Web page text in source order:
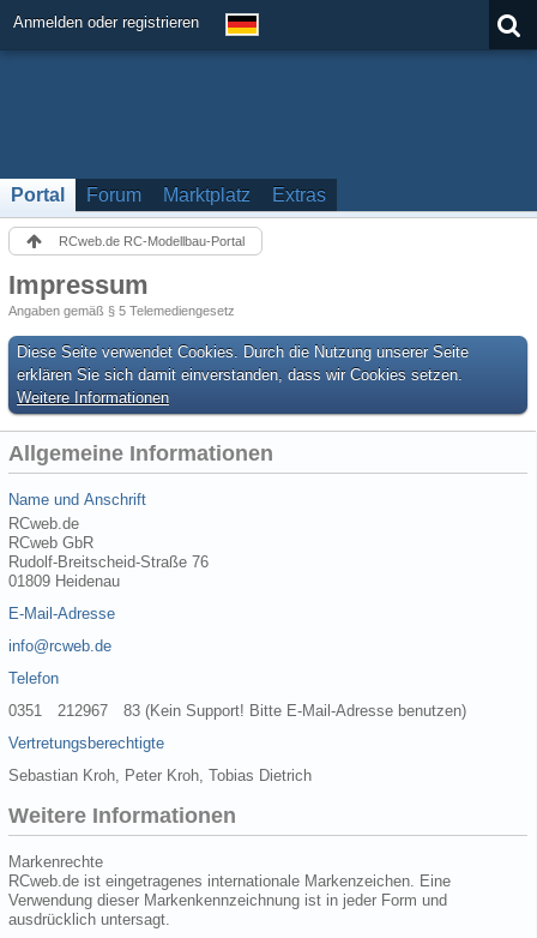
Anmelden oder registrieren
Portal Forum Marktplatz Extras
RCweb.de RC-Modellbau-Portal
Impressum
Angaben gemäß § 5 Telemediengesetz
Diese Seite verwendet Cookies. Durch die Nutzung unserer Seite
erklären Sie sich damit einverstanden, dass wir Cookies setzen.
Weitere Informationen
Allgemeine Informationen
Name und Anschrift
RCweb.de
RCweb GbR
Rudolf-Breitscheid-Straße 76
01809 Heidenau
E-Mail-Adresse
info@rcweb.de
Telefon
0351 212967 83 (Kein Support! Bitte E-Mail-Adresse benutzen)
Vertretungsberechtigte
Sebastian Kroh, Peter Kroh, Tobias Dietrich
Weitere Informationen
Markenrechte
RCweb.de ist eingetragenes internationale Markenzeichen. Eine
Verwendung dieser Markenkennzeichnung ist in jeder Form und
ausdrücklich untersagt.